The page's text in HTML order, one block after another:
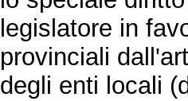
legislatore in
provinciali
degli enti locali